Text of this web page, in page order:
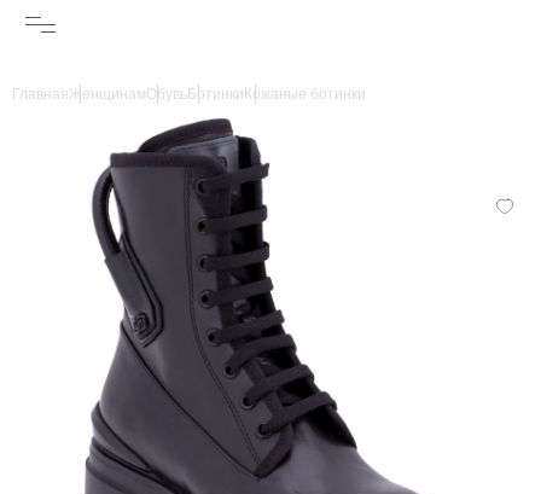
ГлавнаяЖенщинамОбувьБотинки Кожаные ботинки